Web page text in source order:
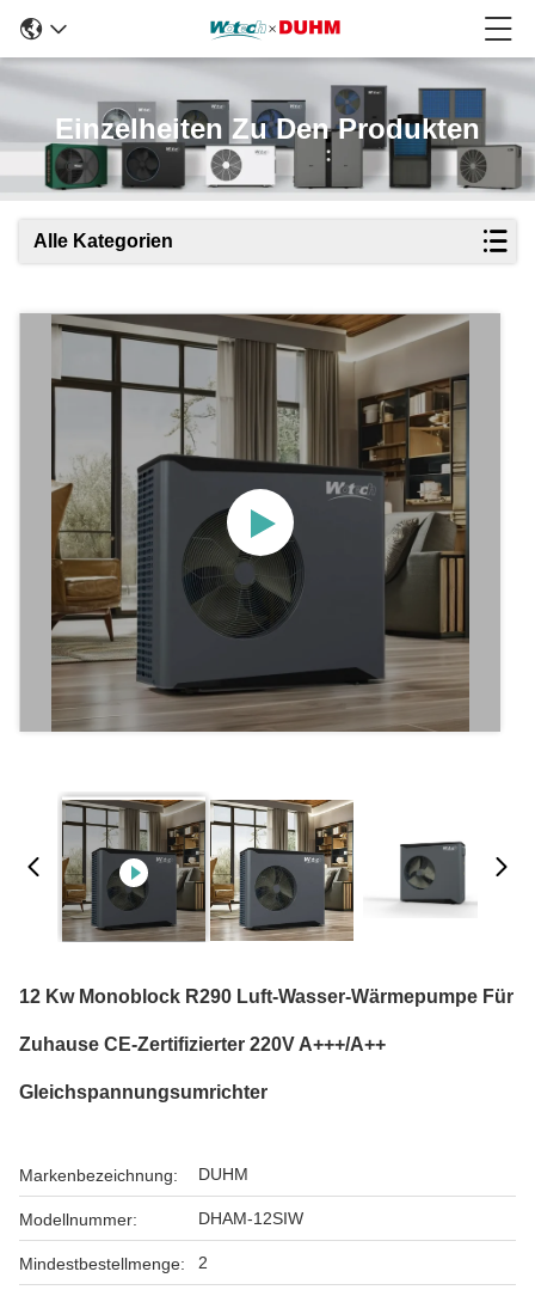
Einzelheiten Zu Den Produkten
Alle Kategorien
12 Kw Monoblock R290 Luft-Wasser-Wärmepumpe Für
Zuhause CE-Zertifizierter 220V A+++/A++
Gleichspannungsumrichter
Markenbezeichnung: DUHM
Modellnummer: DHAM-12SIW
Mindestbestellmenge: 2